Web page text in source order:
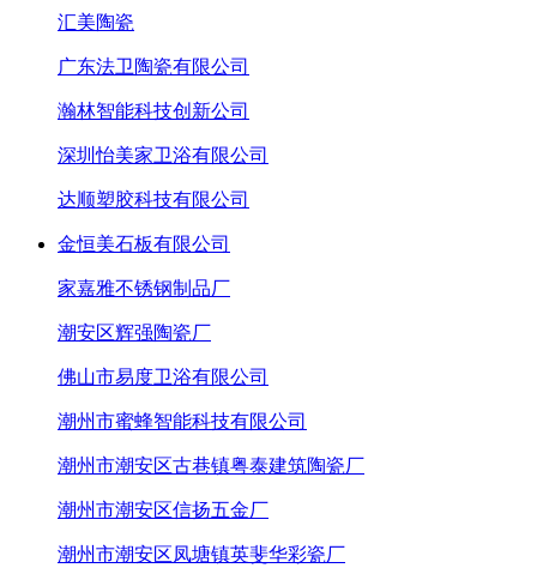
汇美陶瓷
广东法卫陶瓷有限公司
瀚林智能科技创新公司
深圳怡美家卫浴有限公司
达顺塑胶科技有限公司
金恒美石板有限公司
家嘉雅不锈钢制品厂
潮安区辉强陶瓷厂
佛山市易度卫浴有限公司
潮州市蜜蜂智能科技有限公司
潮州市潮安区古巷镇粤泰建筑陶瓷厂
潮州市潮安区信扬五金厂
潮州市潮安区凤塘镇英斐华彩瓷厂